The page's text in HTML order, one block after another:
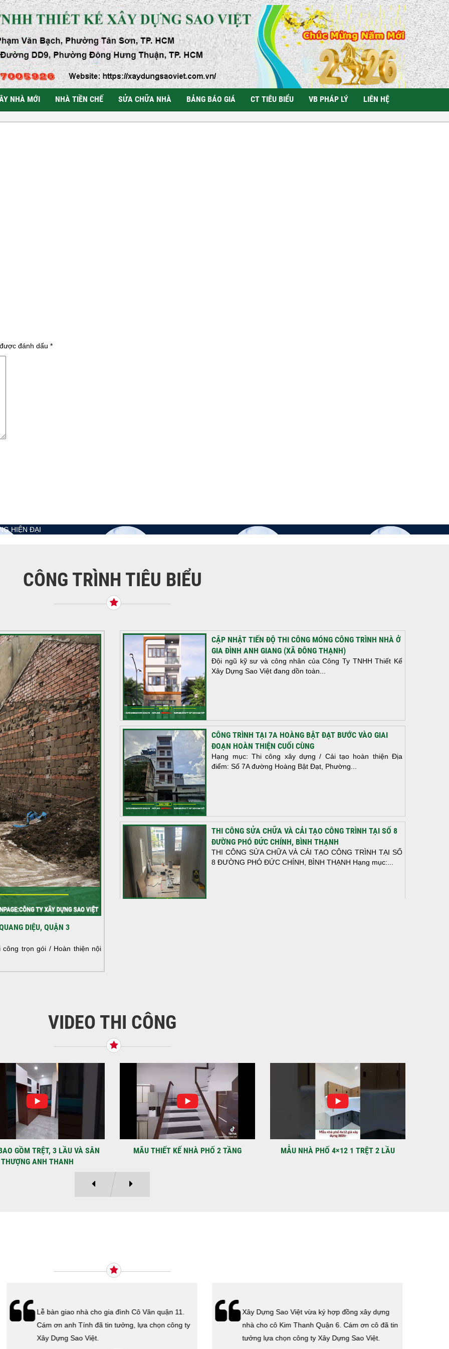
NHÀ MỚI NHÀ TIỀN CHẾ SỬA CHỮA NHÀ BẢNG BÁO GIÁ CT TIÊU BIỂU VB PHÁP LÝ LIÊN HỆ
đánh dấu *
HIỆN ĐẠI
CÔNG TRÌNH TIÊU BIỂU
DIỆU, QUẬN 3
trọn gói / Hoàn thiện nội
CẬP NHẬT TIẾN ĐỘ THI CÔNG MÓNG CÔNG TRÌNH NHÀ Ở
GIA ĐÌNH ANH GIANG (XÃ ĐÔNG THẠNH)
Đội ngũ kỹ sư và công nhân của Công Ty TNHH Thiết Kế
Xây Dựng Sao Việt đang dồn toàn...
CÔNG TRÌNH TẠI 7A HOÀNG BẬT ĐẠT BƯỚC VÀO GIAI
ĐOẠN HOÀN THIỆN CUỐI CÙNG
Hạng mục: Thi công xây dựng / Cải tạo hoàn thiện Địa
điểm: Số 7A đường Hoàng Bật Đạt, Phường...
THI CÔNG SỬA CHỮA VÀ CẢI TẠO CÔNG TRÌNH TẠI SỐ 8
ĐƯỜNG PHÓ ĐỨC CHÍNH, BÌNH THẠNH
THI CÔNG SỬA CHỮA VÀ CẢI TẠO CÔNG TRÌNH TẠI SỐ
8 ĐƯỜNG PHÓ ĐỨC CHÍNH, BÌNH THẠNH Hạng mục:...
NHẬN CHÌA KHÓA – TRAO TỔ ẤM MỚI TẠI PHƯỜNG AN
LẠC
Địa điểm: Đường Lâm Hoành, phường An LạcGia chủ: Anh
Kỳ Xây Dựng Sao Việt chính thức hoàn tất và...
VIDEO THI CÔNG
KẾ NHÀ PHỐ 2 TẦNG MẪU NHÀ PHỐ 4×12 1 TRỆT 2 LẦU
MẪU THIẾT KẾ VILA QUẬN 12 NHÀ ANH
Xây Dựng Sao Việt vừa ký hợp đồng xây dựng
nhà cho cô Kim Thanh Quận 6. Cám ơn cô đã tin
tưởng lựa chọn công ty Xây Dựng Sao Việt.
Lễ bàn giao nhà cho gia đình anh Tính quận 3.
Cám ơn anh Tính đã tin tưởng, lựa chọn công ty
Xây Dựng Sao Việt.